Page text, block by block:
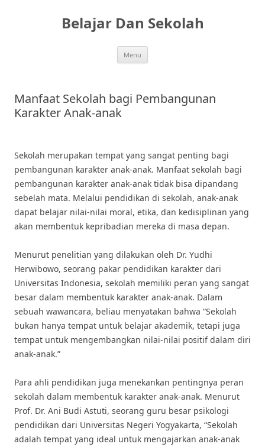
Belajar Dan Sekolah
Menu
Manfaat Sekolah bagi Pembangunan
Karakter Anak-anak
Sekolah merupakan tempat yang sangat penting bagi
pembangunan karakter anak-anak. Manfaat sekolah bagi
pembangunan karakter anak-anak tidak bisa dipandang
sebelah mata. Melalui pendidikan di sekolah, anak-anak
dapat belajar nilai-nilai moral, etika, dan kedisiplinan yang
akan membentuk kepribadian mereka di masa depan.
Menurut penelitian yang dilakukan oleh Dr. Yudhi
Herwibowo, seorang pakar pendidikan karakter dari
Universitas Indonesia, sekolah memiliki peran yang sangat
besar dalam membentuk karakter anak-anak. Dalam
sebuah wawancara, beliau menyatakan bahwa “Sekolah
bukan hanya tempat untuk belajar akademik, tetapi juga
tempat untuk mengembangkan nilai-nilai positif dalam diri
anak-anak.”
Para ahli pendidikan juga menekankan pentingnya peran
sekolah dalam membentuk karakter anak-anak. Menurut
Prof. Dr. Ani Budi Astuti, seorang guru besar psikologi
pendidikan dari Universitas Negeri Yogyakarta, “Sekolah
adalah tempat yang ideal untuk mengajarkan anak-anak